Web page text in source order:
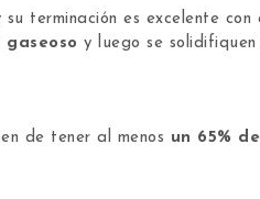
terminación es excelente
y luego se
de tener al menos un 65%